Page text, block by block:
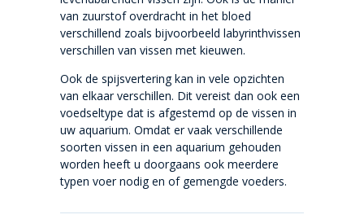
van zuurstof overdracht in het bloed
verschillend zoals bijvoorbeeld labyrinthvissen
verschillen van vissen met kieuwen.
Ook de spijsvertering kan in vele opzichten
van elkaar verschillen. Dit vereist dan ook een
voedseltype dat is afgestemd op de vissen in
uw aquarium. Omdat er vaak verschillende
soorten vissen in een aquarium gehouden
worden heeft u doorgaans ook meerdere
typen voer nodig en of gemengde voeders.